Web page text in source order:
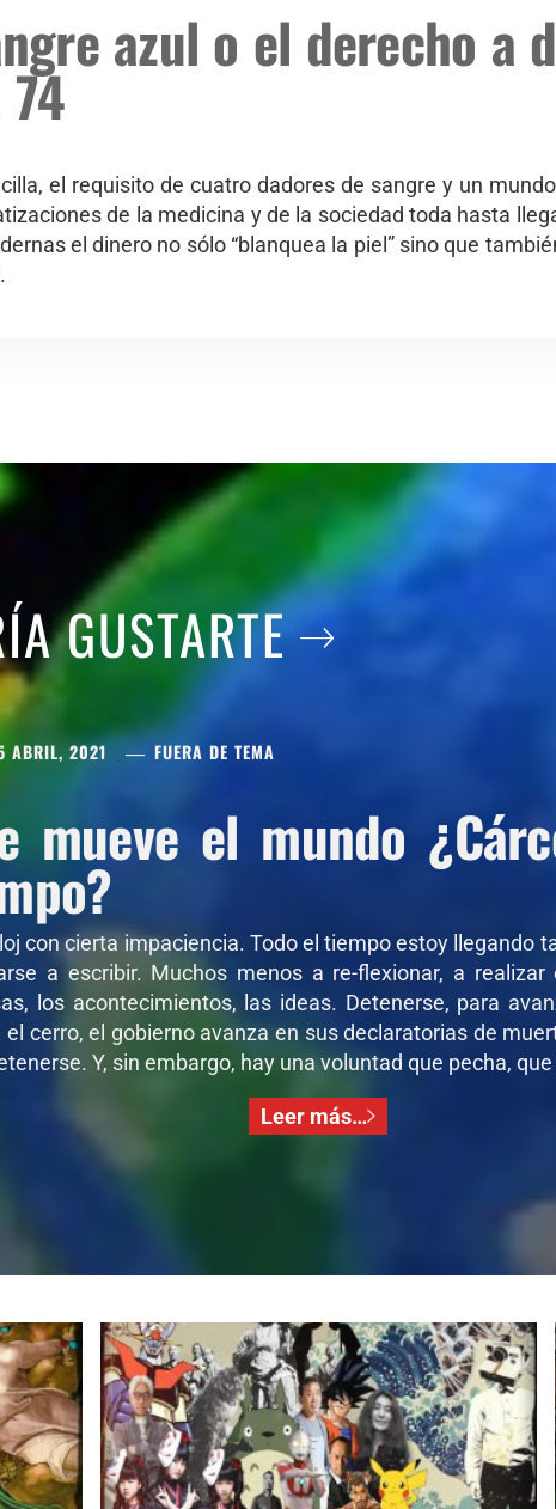
azul o el derecho a
el requisito de cuatro dadores de sangre y un
de la medicina y de la sociedad toda hasta
el dinero no sólo “blanquea la piel” sino que
GUSTARTE
ABRIL, 2021 FUERA DE TEMA
mueve el mundo
con cierta impaciencia. Todo el tiempo estoy llegando
a escribir. Muchos menos a re-flexionar, a
los acontecimientos, las ideas. Detenerse, para
cerro, el gobierno avanza en sus declaratorias de
Y, sin embargo, hay una voluntad que pecha,
Leer más…